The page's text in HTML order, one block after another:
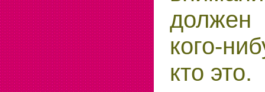
кого-
кто это.